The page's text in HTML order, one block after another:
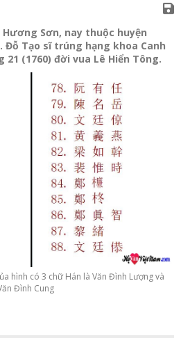
Sơn, nay thuộc huyện
Đỗ Tạo sĩ trúng hạng khoa Canh
21 (1760) đời vua Lê Hiển Tông.
hình có 3 chữ Hán là Văn Đình Lượng và
Đình Cung